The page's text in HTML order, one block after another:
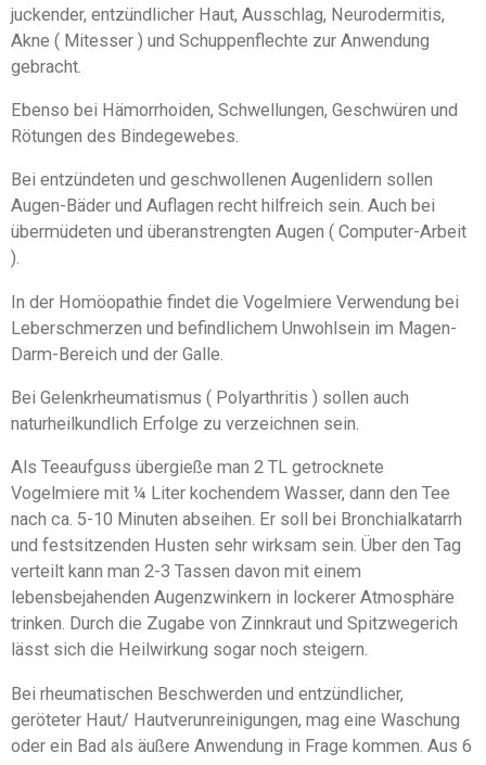
juckender, entzündlicher Haut, Ausschlag, Neurodermitis,
Akne ( Mitesser ) und Schuppenflechte zur Anwendung
gebracht.
Ebenso bei Hämorrhoiden, Schwellungen, Geschwüren und
Rötungen des Bindegewebes.
Bei entzündeten und geschwollenen Augenlidern sollen
Augen-Bäder und Auflagen recht hilfreich sein. Auch bei
übermüdeten und überanstrengten Augen ( Computer-Arbeit
).
In der Homöopathie findet die Vogelmiere Verwendung bei
Leberschmerzen und befindlichem Unwohlsein im Magen-
Darm-Bereich und der Galle.
Bei Gelenkrheumatismus ( Polyarthritis ) sollen auch
naturheilkundlich Erfolge zu verzeichnen sein.
Als Teeaufguss übergieße man 2 TL getrocknete
Vogelmiere mit ¼ Liter kochendem Wasser, dann den Tee
nach ca. 5-10 Minuten abseihen. Er soll bei Bronchialkatarrh
und festsitzenden Husten sehr wirksam sein. Über den Tag
verteilt kann man 2-3 Tassen davon mit einem
lebensbejahenden Augenzwinkern in lockerer Atmosphäre
trinken. Durch die Zugabe von Zinnkraut und Spitzwegerich
lässt sich die Heilwirkung sogar noch steigern.
Bei rheumatischen Beschwerden und entzündlicher,
geröteter Haut/ Hautverunreinigungen, mag eine Waschung
oder ein Bad als äußere Anwendung in Frage kommen. Aus 6